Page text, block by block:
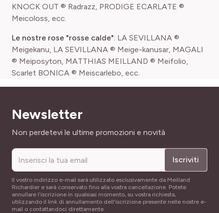
KNOCK OUT ® Radrazz, PRODIGE ECARLATE ®
Meicoloss, ecc.
Le nostre rose "rosse calde": LA SEVILLANA ®
Meigekanu, LA SEVILLANA ® Meige-kanusar, MAGALI
® Meiposyton, MATTHIAS MEILLAND ® Meifolio,
Scarlet BONICA ® Meiscarlebo, ecc.
Newsletter
Indirizzo email
Non perdetevi le ultime promozioni e novità
Iscriviti
Il vostro indirizzo e-mail sarà utilizzato esclusivamente da Meilland
Richardier e sarà conservato fino alla vostra cancellazione. Potete
annullare l'iscrizione in qualsiasi momento, su vostra richiesta,
utilizzando il link di annullamento dell'iscrizione presente nelle nostre e-
mail o contattandoci direttamente.